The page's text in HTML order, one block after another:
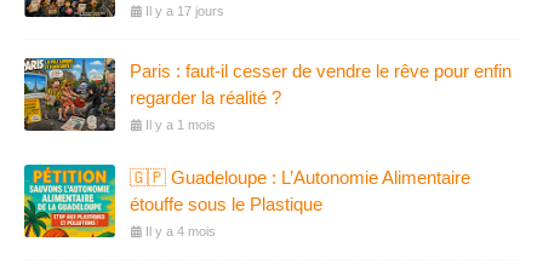
Il y a 17 jours
Paris : faut-il cesser de vendre le rêve pour enfin
regarder la réalité ?
Il y a 1 mois
🇬🇵 Guadeloupe : L’Autonomie Alimentaire
étouffe sous le Plastique
Il y a 4 mois